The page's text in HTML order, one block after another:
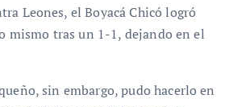
Leones, el Boyacá Chicó logró
mismo tras un 1-1, dejando en el
sin embargo, pudo hacerlo en